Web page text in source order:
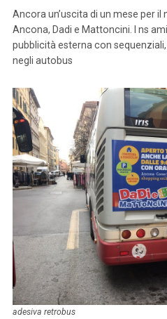
Ancora un’uscita di un mese per
Ancona, Dadi e Mattoncini. I ns
pubblicità esterna con
negli autobus
adesiva retrobus